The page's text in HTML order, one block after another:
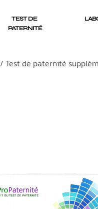
TEST DE
PATERNITÉ
/ Test de paternité